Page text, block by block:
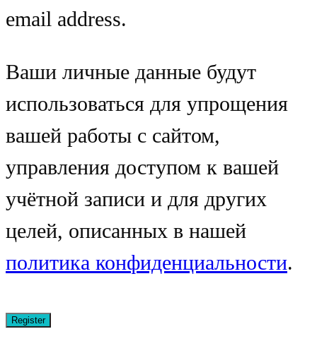
email address.
Ваши личные данные будут
использоваться для упрощения
вашей работы с сайтом,
управления доступом к вашей
учётной записи и для других
целей, описанных в нашей
политика конфиденциальности.